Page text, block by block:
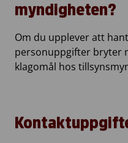
myndigheten?
Om du upplever att
personuppgifter bryter
klagomål hos